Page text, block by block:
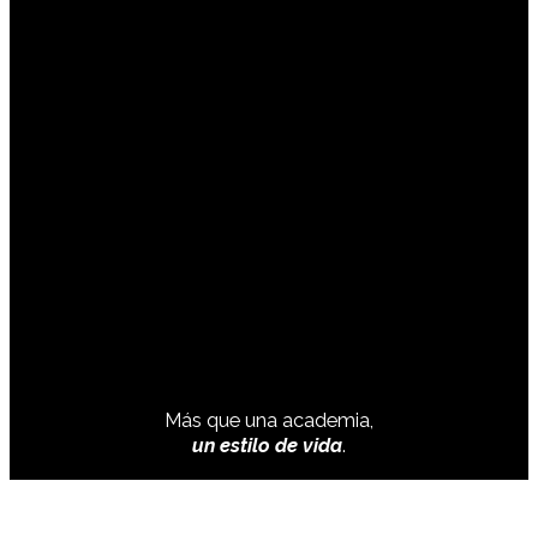
Más que una academia,
un estilo de vida.